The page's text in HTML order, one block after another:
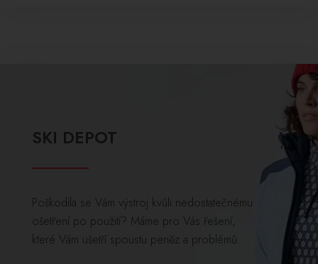
SKI DEPOT
Poškodila se Vám výstroj kvůli nedostatečnému
ošetření po použití? Máme pro Vás řešení,
které Vám ušetří spoustu peněz a problémů.